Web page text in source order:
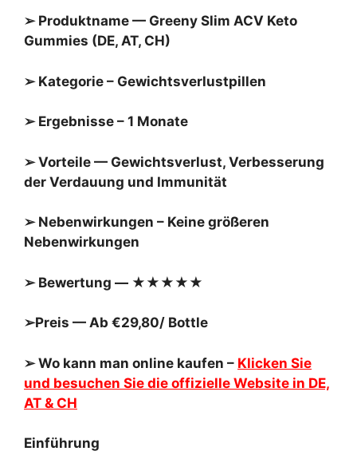
➢ Produktname — Greeny Slim ACV Keto
Gummies (DE, AT, CH)
➢ Kategorie – Gewichtsverlustpillen
➢ Ergebnisse – 1 Monate
➢ Vorteile — Gewichtsverlust, Verbesserung
der Verdauung und Immunität
➢ Nebenwirkungen – Keine größeren
Nebenwirkungen
➢ Bewertung — ★★★★★
➢Preis — Ab €29,80/ Bottle
➢ Wo kann man online kaufen – Klicken Sie
und besuchen Sie die offizielle Website in DE,
AT & CH
Einführung